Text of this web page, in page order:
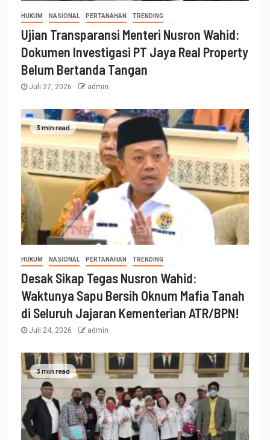
HUKUM NASIONAL PERTANAHAN TRENDING
Ujian Transparansi Menteri Nusron Wahid:
Dokumen Investigasi PT Jaya Real Property
Belum Bertanda Tangan
Juli 27, 2026 admin
3 min read
HUKUM NASIONAL PERTANAHAN TRENDING
Desak Sikap Tegas Nusron Wahid:
Waktunya Sapu Bersih Oknum Mafia Tanah
di Seluruh Jajaran Kementerian ATR/BPN!
Juli 24, 2026 admin
3 min read